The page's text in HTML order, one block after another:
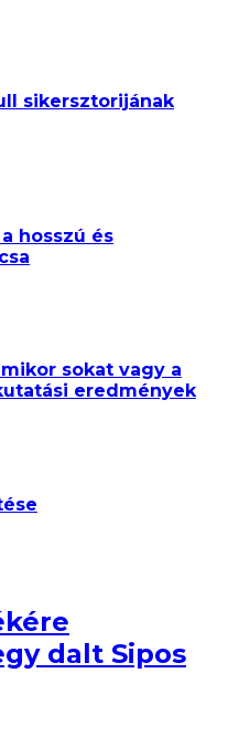
sikersztorijának
hosszú és
sokat vagy a
eredmények
dalt Sipos